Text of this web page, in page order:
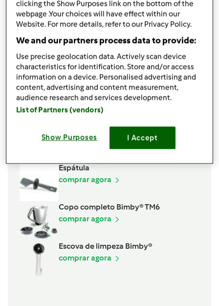
Espátula
comprar agora
Copo completo Bimby® TM6
comprar agora
Escova de limpeza Bimby®
comprar agora
clicking the Show Purposes link on the bottom of the
webpage .Your choices will have effect within our
Website. For more details, refer to our Privacy Policy.
We and our partners process data to provide:
Use precise geolocation data. Actively scan device
characteristics for identification. Store and/or access
information on a device. Personalised advertising and
content, advertising and content measurement,
audience research and services development.
List of Partners (vendors)
Show Purposes I Accept